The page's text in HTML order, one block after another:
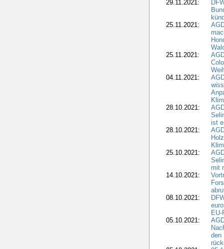
29.11.2021:
25.11.2021:
25.11.2021:
04.11.2021:
28.10.2021:
ist
28.10.2021:
25.10.2021:
mit
14.10.2021:
08.10.2021:
05.10.2021:
den